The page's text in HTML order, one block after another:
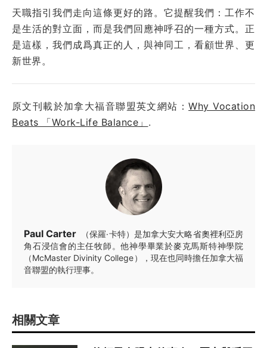
天職指引我們走向這條更好的路。它提醒我們：工作不
是生活的對立面，而是我們回應神呼召的一種方式。正
是這樣，我們成爲真正的人，與神同工，看顧世界、更
新世界。
原文刊載於加拿大福音聯盟英文網站：Why Vocation
Beats 「Work-Life Balance」 .
Paul Carter
（保羅·卡特）是加拿大安大略省奧裡利亞房
角石浸信會的主任牧師。他神學畢業於麥克馬斯特神學院
（McMaster Divinity College），現在也同時擔任加拿大福
音聯盟的執行理事。
相關文章